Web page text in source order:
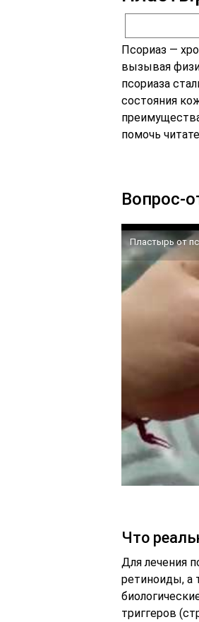
Псориаз —
вызывая
псориаза
состояния
помочь
Вопрос-
Пластырь от
Что
Для лечения
ретиноиды, а
триггеров